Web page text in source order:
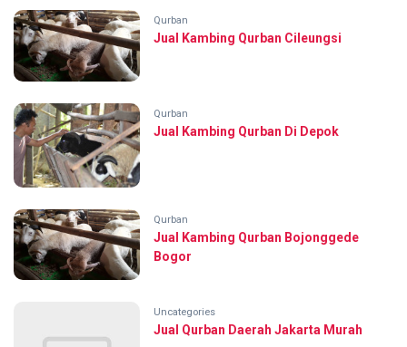
Qurban
Jual Kambing Qurban Cileungsi
Qurban
Jual Kambing Qurban Di Depok
Qurban
Jual Kambing Qurban Bojonggede
Bogor
Uncategories
Jual Qurban Daerah Jakarta Murah